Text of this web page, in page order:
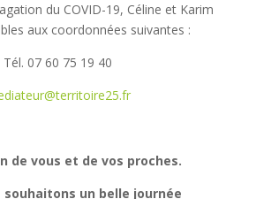
du COVID-19, Céline et Karim
aux coordonnées suivantes :
Tél. 07 60 75 19 40
de vous et de vos proches.
souhaitons un belle journée